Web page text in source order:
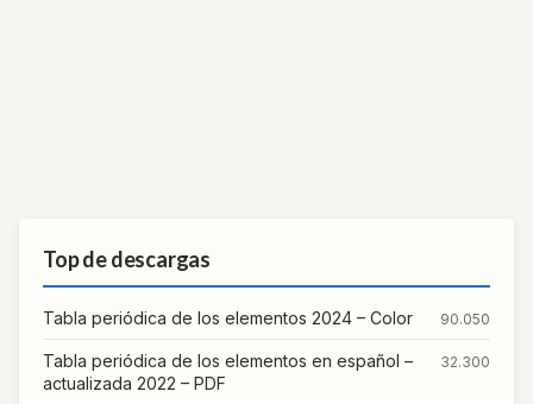
Top de descargas
Tabla periódica de los elementos 2024 – Color 90.050
Tabla periódica de los elementos en español –
actualizada 2022 – PDF
32.300